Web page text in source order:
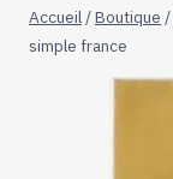
Accueil /Boutique /
simple france